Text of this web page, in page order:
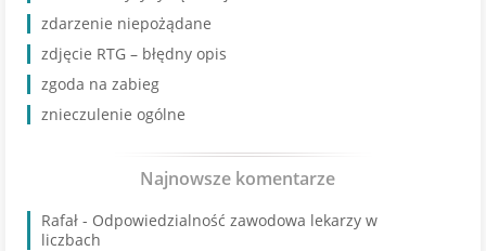
zdarzenie niepożądane
zdjęcie RTG – błędny opis
zgoda na zabieg
znieczulenie ogólne
Najnowsze komentarze
Rafał - Odpowiedzialność zawodowa lekarzy w
liczbach